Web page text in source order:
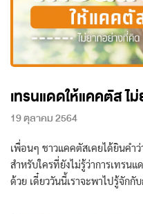
เทรนแดดให้แคคตัส ไ
19 ตุลาคม 2564
เพื่อนๆ ชาวแคคตัสเคยได้ยินคำ
สำหรับใครที่ยังไม่รู้ว่าการเทรน
ด้วย เดี๋ยววันนี้เราจะพาไปรู้จักกั